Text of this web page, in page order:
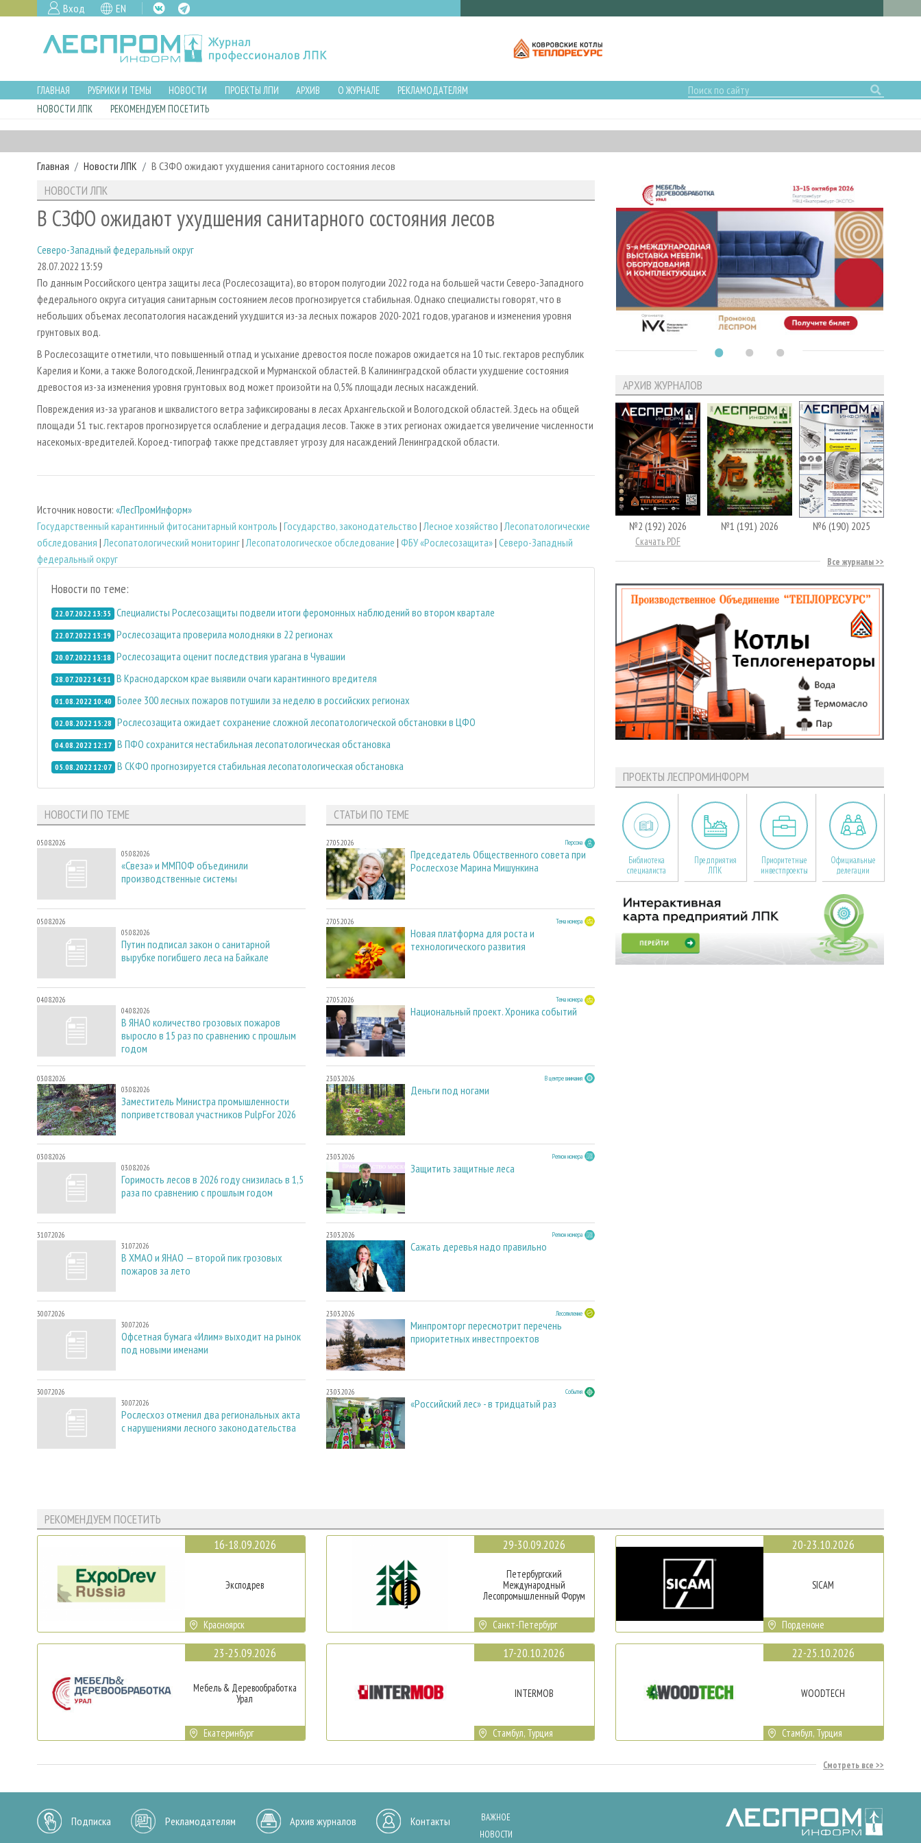
Вход EN
ГЛАВНАЯ РУБРИКИ И ТЕМЫ НОВОСТИ ПРОЕКТЫ ЛПИ АРХИВ О ЖУРНАЛЕ
РЕКЛАМОДАТЕЛЯМ
НОВОСТИ ЛПК
РЕКОМЕНДУЕМ ПОСЕТИТЬ
Главная Новости ЛПК В СЗФО ожидают ухудшения санитарного состояния лесов
НОВОСТИ ЛПК
В СЗФО ожидают ухудшения санитарного состояния лесов
Северо-Западный федеральный округ
28.07.2022 13:59
По данным Российского центра защиты леса (Рослесозащита), во втором полугодии 2022 года на большей части Северо-Западного
федерального округа ситуация санитарным состоянием лесов прогнозируется стабильная. Однако специалисты говорят, что в
небольших объемах лесопатология насаждений ухудшится из-за лесных пожаров 2020-2021 годов, ураганов и изменения уровня
грунтовых вод.
В Рослесозащите отметили, что повышенный отпад и усыхание древостоя после пожаров ожидается на 10 тыс. гектаров республик
Карелия и Коми, а также Вологодской, Ленинградской и Мурманской областей. В Калининградской области ухудшение состояния
древостоя из-за изменения уровня грунтовых вод может произойти на 0,5% площади лесных насаждений.
Повреждения из-за ураганов и шквалистого ветра зафиксированы в лесах Архангельской и Вологодской областей. Здесь на общей
площади 51 тыс. гектаров прогнозируется ослабление и деградация лесов. Также в этих регионах ожидается увеличение численности
насекомых-вредителей. Короед-типограф также представляет угрозу для насаждений Ленинградской области.
Источник новости: «ЛесПромИнформ»
Государственный карантинный фитосанитарный контроль | Государство, законодательство | Лесное хозяйство | Лесопатологические
обследования | Лесопатологический мониторинг| Лесопатологическое обследование | ФБУ «Рослесозащита»| Северо-Западный
федеральный округ
Новости по теме:
22.07.2022 13:35 Специалисты Рослесозащиты подвели итоги феромонных наблюдений во втором квартале
22.07.2022 13:19 Рослесозащита проверила молодняки в 22 регионах
20.07.2022 13:18 Рослесозащита оценит последствия урагана в Чувашии
28.07.2022 14:11 В Краснодарском крае выявили очаги карантинного вредителя
01.08.2022 10:40 Более 300 лесных пожаров потушили за неделю в российских регионах
02.08.2022 15:28 Рослесозащита ожидает сохранение сложной лесопатологической обстановки в ЦФО
04.08.2022 12:17 В ПФО сохранится нестабильная лесопатологическая обстановка
05.08.2022 12:07 В СКФО прогнозируется стабильная лесопатологическая обстановка
НОВОСТИ ПО ТЕМЕ
05.08.2026
05.08.2026
«Свеза» и ММПОФ объединили
производственные системы
05.08.2026
05.08.2026
Путин подписал закон о санитарной
вырубке погибшего леса на Байкале
04.08.2026
04.08.2026
В ЯНАО количество грозовых пожаров
выросло в 15 раз по сравнению с прошлым
годом
03.08.2026
03.08.2026
Заместитель Министра промышленности
поприветствовал участников PulpFor 2026
03.08.2026
03.08.2026
Горимость лесов в 2026 году снизилась в 1,5
раза по сравнению с прошлым годом
31.07.2026
31.07.2026
В ХМАО и ЯНАО — второй пик грозовых
пожаров за лето
30.07.2026
30.07.2026
Офсетная бумага «Илим» выходит на рынок
под новыми именами
30.07.2026
30.07.2026
Рослесхоз отменил два региональных акта
с нарушениями лесного законодательства
СТАТЬИ ПО ТЕМЕ
27.05.2026 Персона
Председатель Общественного совета при
Рослесхозе Марина Мишункина
27.05.2026 Тема номера
Новая платформа для роста и
технологического развития
27.05.2026 Тема номера
Национальный проект. Хроника событий
23.03.2026 В центре внимания
Деньги под ногами
23.03.2026 Регион номера
Защитить защитные леса
23.03.2026 Регион номера
Сажать деревья надо правильно
23.03.2026 Лесопиление
Минпромторг пересмотрит перечень
приоритетных инвестпроектов
23.03.2026 События
«Российский лес» - в тридцатый раз
АРХИВ ЖУРНАЛОВ
№2 (192) 2026
Скачать PDF
№1 (191) 2026 №6 (190) 2025
Все журналы
ПРОЕКТЫ ЛЕСПРОМИНФОРМ
Библиотека
специалиста
Предприятия
ЛПК
Приоритетные
инвестпроекты
Официальные
делегации
РЕКОМЕНДУЕМ ПОСЕТИТЬ
16-18.09.2026
Эксподрев
Красноярск
23-25.09.2026
Мебель & Деревообработка
Урал
Екатеринбург
29-30.09.2026
Петербургский
Международный
Лесопромышленный Форум
Санкт-Петербург
17-20.10.2026
INTERMOB
Стамбул, Турция
20-23.10.2026
SICAM
Порденоне
22-25.10.2026
WOODTECH
Стамбул, Турция
Смотреть все
Подписка Рекламодателям Архив журналов Контакты
ВАЖНОЕ
НОВОСТИ